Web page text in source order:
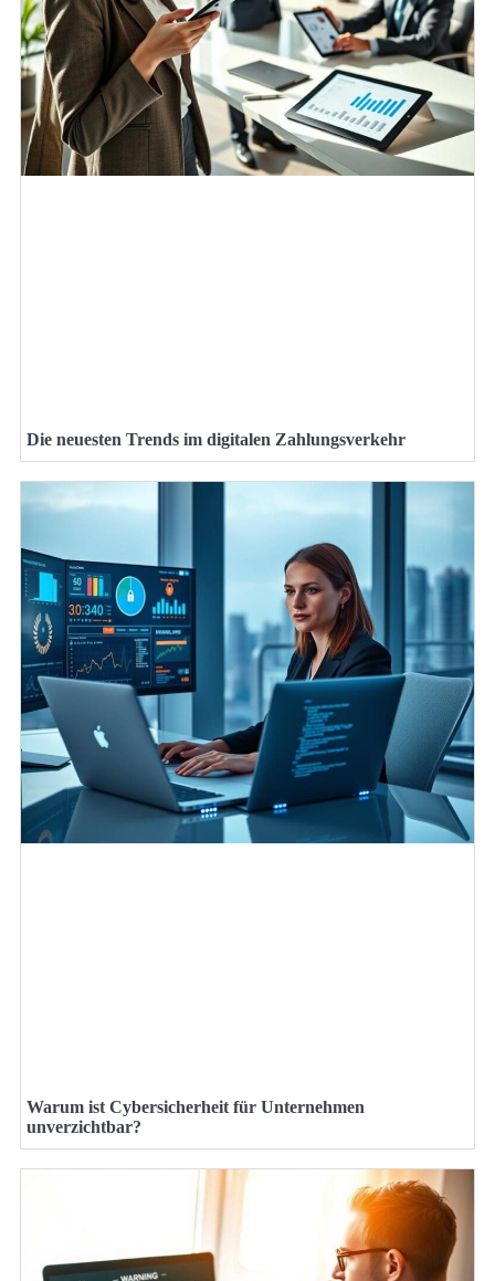
Die neuesten Trends im digitalen Zahlungsverkehr
Warum ist Cybersicherheit für Unternehmen
unverzichtbar?